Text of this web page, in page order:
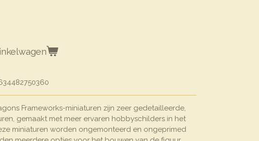
Frameworks-miniaturen zijn zeer gedetailleerde,
gemaakt met meer ervaren hobbyschilders in het
miniaturen worden ongemonteerd en ongeprimed